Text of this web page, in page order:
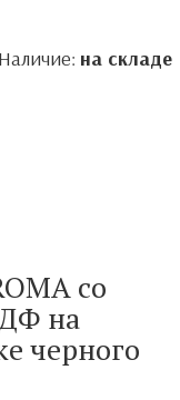
на складе
со
на
черного